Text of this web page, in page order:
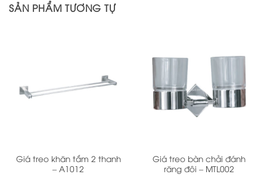
SẢN PHẨM TƯƠNG TỰ
Giá treo khăn tắm 2 thanh
– A1012
Giá treo bàn chải đánh
răng đôi – MTL002